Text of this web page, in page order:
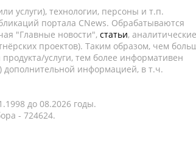
услуги), технологии, персоны и т.п.
портала CNews. Обрабатываются
"Главные новости", статьи, аналитические
проектов). Таким образом, чем
услуги, тем более информативен
информацией, в т.ч.
до 08.2026 годы.
- 724624.